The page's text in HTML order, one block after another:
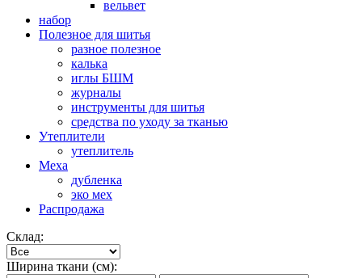
вельвет
набор
Полезное для шитья
разное полезное
калька
иглы БШМ
журналы
инструменты для шитья
средства по уходу за тканью
Утеплители
утеплитель
Меха
дубленка
эко мех
Распродажа
Склад:
Ширина ткани (см):